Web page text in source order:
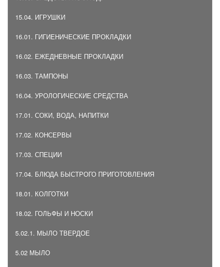
15.04. ИГРУШКИ
16.01. ГИГИЕНИЧЕСКИЕ ПРОКЛАДКИ
16.02. ЕЖЕДНЕВНЫЕ ПРОКЛАДКИ
16.03. ТАМПОНЫ
16.04. УРОЛОГИЧЕСКИЕ СРЕДСТВА
17.01. СОКИ, ВОДА, НАПИТКИ
17.02. КОНСЕРВЫ
17.03. СПЕЦИИ
17.04. БЛЮДА БЫСТРОГО ПРИГОТОВЛЕНИЯ
18.01. КОЛГОТКИ
18.02. ГОЛЬФЫ И НОСКИ
5.02.1. МЫЛО ТВЕРДОЕ
5.02 МЫЛО